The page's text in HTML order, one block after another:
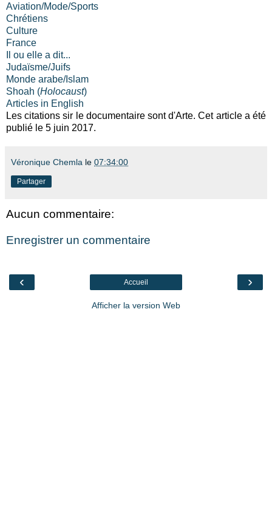
Aviation/Mode/Sports
Chrétiens
Culture
France
Il ou elle a dit...
Judaïsme/Juifs
Monde arabe/Islam
Shoah (Holocaust)
Articles in English
Les citations sir le documentaire sont d'Arte. Cet article a été
publié le 5 juin 2017.
Véronique Chemla le 07:34:00
Partager
Aucun commentaire:
Enregistrer un commentaire
‹ ›
Accueil
Afficher la version Web